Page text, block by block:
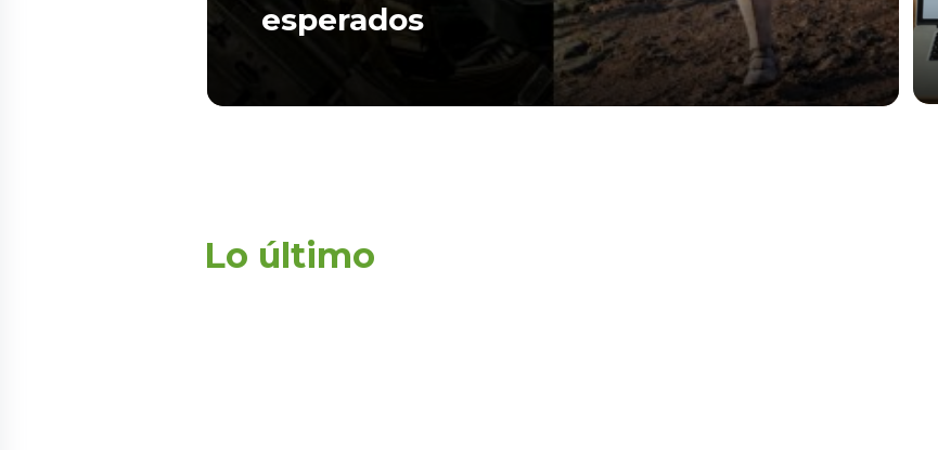
esperados
Lo último